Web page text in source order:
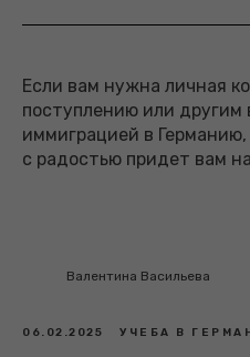
Если вам нужна личная
поступлению или другим
иммиграцией в
с радостью придет вам
Валентина Васильева
06.02.2025 УЧЕБА В